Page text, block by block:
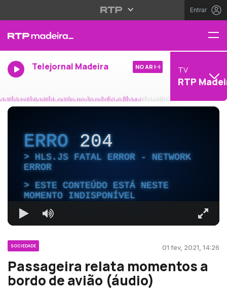
Entrar
Telejornal Madeira NO AR TV
RTP
ERRO204
HLS.JS FATAL ERROR - NETWORK
ERROR
ESTE CONTEÚDO ESTÁ NESTE
MOMENTO INDISPONÍVEL
SOCIEDADE 01 fev, 2021, 14:26
Passageira relata momentos a
bordo de avião (áudio)